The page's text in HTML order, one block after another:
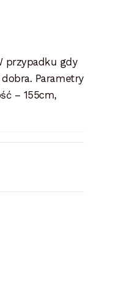
przypadku gdy
Parametry
– 155cm,